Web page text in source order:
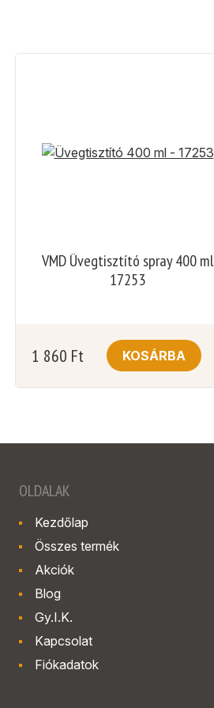
VMD Üvegtisztító spray 400 ml
17253
1 860 Ft KOSÁRBA
OLDALAK
Kezdőlap
Összes termék
Akciók
Blog
Gy.I.K.
Kapcsolat
Fiókadatok